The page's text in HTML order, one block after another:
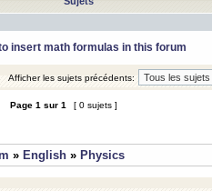
insert math formulas in this forum
Afficher les sujets précédents:
Page 1 sur 1 [ 0 sujets ]
» English » Physics